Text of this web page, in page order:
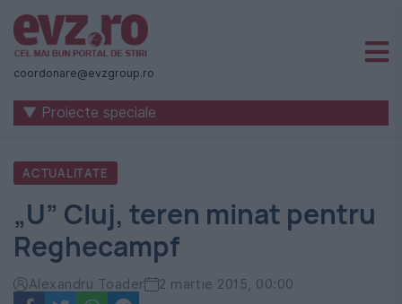
Știri
naționale
internaționale
România
-
Evenimentul
Zilei
coordonare@evzgroup.ro
▼ Proiecte speciale
ACTUALITATE
„U” Cluj, teren minat pentru
Reghecampf
Alexandru Toader 2 martie 2015, 00:00